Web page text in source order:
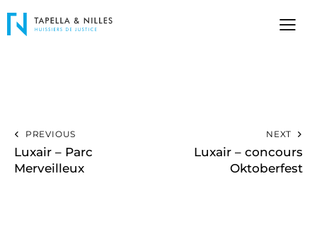
PREVIOUS
Luxair – Parc
Merveilleux
NEXT
Luxair – concours
Oktoberfest